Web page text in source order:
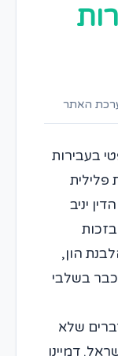
האתר
בעבירות
פלילית
יניב
הון,
כבר בשלבי
שלא
דמיינו